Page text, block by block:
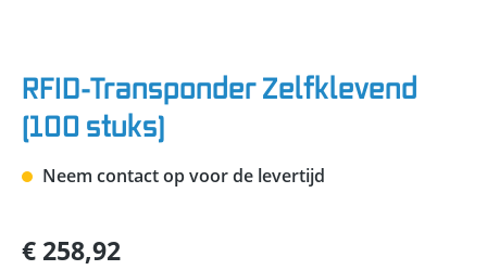
RFID-Transponder Zelfklevend
(100 stuks)
Neem contact op voor de levertijd
€ 258,92